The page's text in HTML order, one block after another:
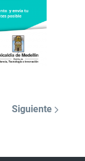
Siguiente